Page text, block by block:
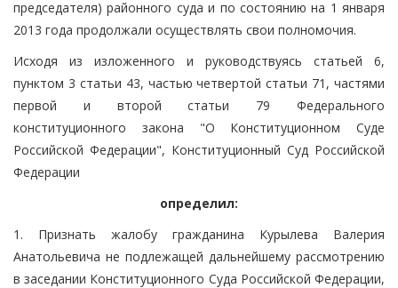
председателя) районного суда и по состоянию на 1 января
2013 года продолжали осуществлять свои полномочия.
Исходя из изложенного и руководствуясь статьей 6,
пунктом 3 статьи 43, частью четвертой статьи 71, частями
первой и второй статьи 79 Федерального
конституционного закона "О Конституционном Суде
Российской Федерации", Конституционный Суд Российской
Федерации
определил:
1. Признать жалобу гражданина Курылева Валерия
Анатольевича не подлежащей дальнейшему рассмотрению
в заседании Конституционного Суда Российской Федерации,